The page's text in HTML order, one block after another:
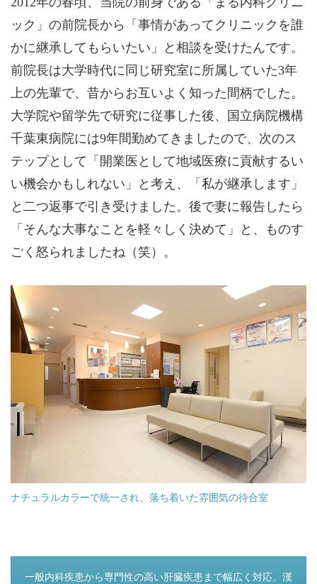
ック」の前院長から「事情があってクリニックを誰
かに継承してもらいたい」と相談を受けたんです。
前院長は大学時代に同じ研究室に所属していた3年
上の先輩で、昔からお互いよく知った間柄でした。
大学院や留学先で研究に従事した後、国立病院機構
千葉東病院には9年間勤めてきましたので、次のス
テップとして「開業医として地域医療に貢献するい
い機会かもしれない」と考え、「私が継承します」
と二つ返事で引き受けました。後で妻に報告したら
「そんな大事なことを軽々しく決めて」と、ものす
ごく怒られましたね（笑）。
ナチュラルカラーで統一され、落ち着いた雰囲気の待合室
つぎのページ
一般内科疾患から専門性の高い肝臓疾患まで幅広く対応。漢